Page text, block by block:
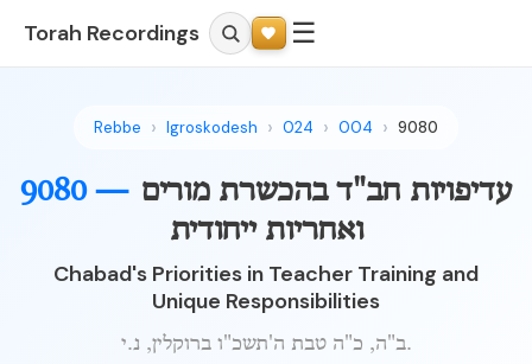
Torah Recordings ☰
Rebbe Igroskodesh 024 004 9080
9080 — עדיפויות חב"ד בהכשרת מורים
ואחריות ייחודית
Chabad's Priorities in Teacher Training and
Unique Responsibilities
ב"ה, כ"ה טבת ה'תשכ"ו ברוקלין, נ.י.